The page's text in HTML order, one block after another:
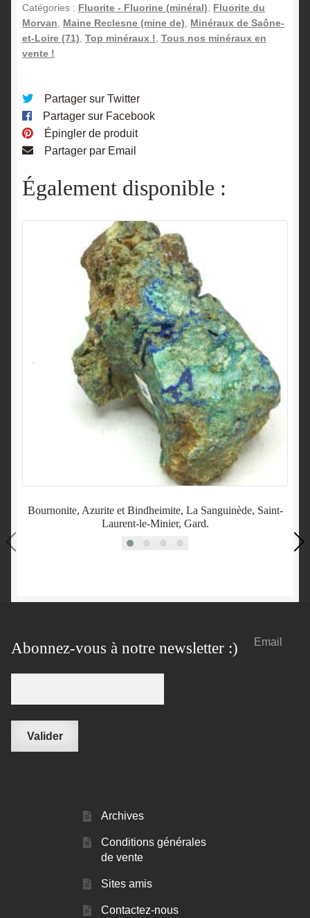
Maine
Reclesne,
Saône-
et-
Catégories : Fluorite - Fluorine (minéral)
Fluorite du
Morvan
Maine Reclesne (mine de)
Minéraux de Saône-
et-Loire (71) Top minéraux ! Tous nos minéraux en
vente !
Partager sur Twitter
Partager sur Facebook
Épingler de produit
Partager par Email
Également disponible :
Bournonite, Azurite et Bindheimite, La Sanguinède, Saint-
Laurent-le-Minier, Gard.
Abonnez-vous à notre newsletter :) Email
Archives
Conditions générales
de vente
Sites amis
Contactez-nous